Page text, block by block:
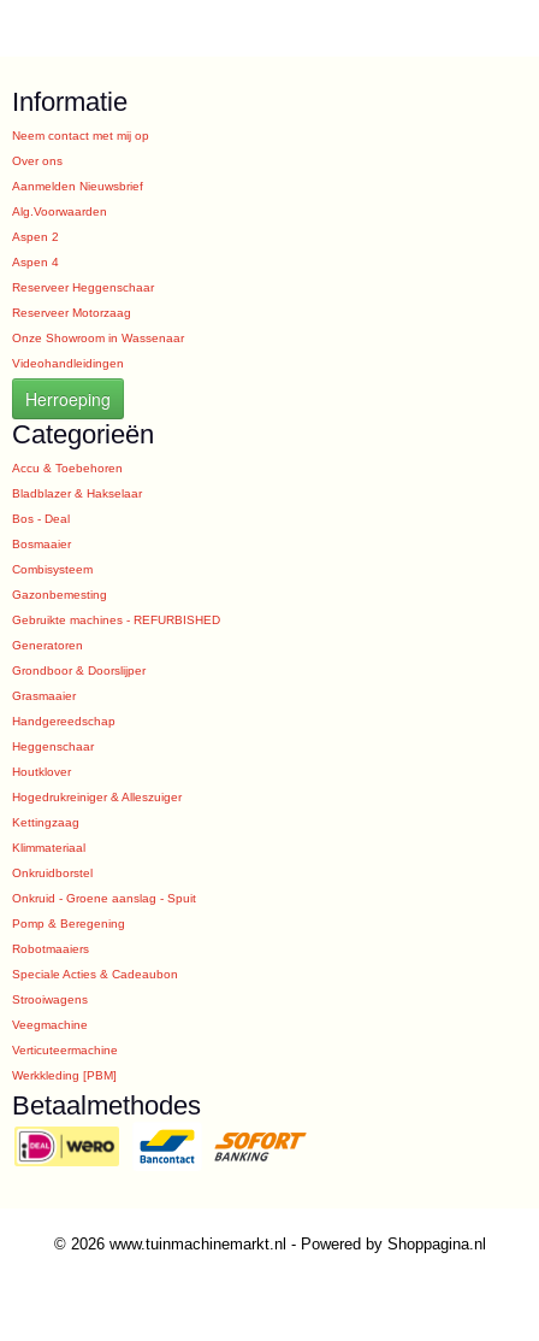
Informatie
Neem contact met mij op
Over ons
Aanmelden Nieuwsbrief
Alg.Voorwaarden
Aspen 2
Aspen 4
Reserveer Heggenschaar
Reserveer Motorzaag
Onze Showroom in Wassenaar
Videohandleidingen
Herroeping
Categorieën
Accu & Toebehoren
Bladblazer & Hakselaar
Bos - Deal
Bosmaaier
Combisysteem
Gazonbemesting
Gebruikte machines - REFURBISHED
Generatoren
Grondboor & Doorslijper
Grasmaaier
Handgereedschap
Heggenschaar
Houtklover
Hogedrukreiniger & Alleszuiger
Kettingzaag
Klimmateriaal
Onkruidborstel
Onkruid - Groene aanslag - Spuit
Pomp & Beregening
Robotmaaiers
Speciale Acties & Cadeaubon
Strooiwagens
Veegmachine
Verticuteermachine
Werkkleding [PBM]
Betaalmethodes
© 2026 www.tuinmachinemarkt.nl - Powered by Shoppagina.nl